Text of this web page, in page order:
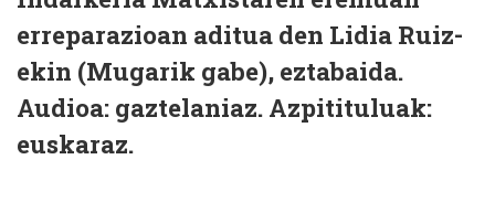
erreparazioan aditua den Lidia Ruiz-
ekin (Mugarik gabe), eztabaida.
Audioa: gaztelaniaz. Azpitituluak:
euskaraz.